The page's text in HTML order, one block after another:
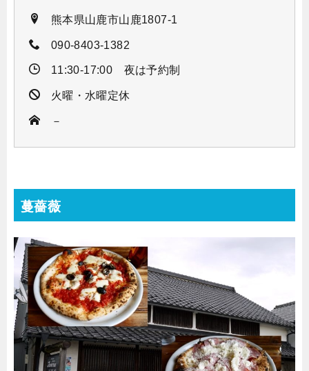
熊本県山鹿市山鹿1807-1
090-8403-1382
11:30-17:00 夜は予約制
火曜・水曜定休
－
蔓薔薇